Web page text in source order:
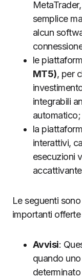
semplice
alcun
le
MT5), per
integrabili
automatico;
la
interattivi,
esecuzioni
Le seguenti
importanti
Avvisi:
quando